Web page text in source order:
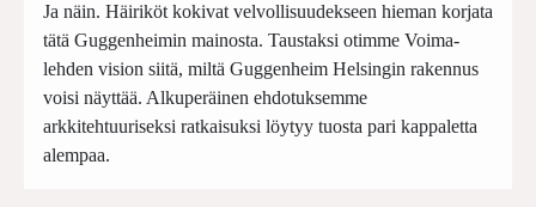
Ja näin. Häiriköt kokivat velvollisuudekseen hieman korjata
tätä Guggenheimin mainosta. Taustaksi otimme Voima-
lehden vision siitä, miltä Guggenheim Helsingin rakennus
voisi näyttää. Alkuperäinen ehdotuksemme
arkkitehtuuriseksi ratkaisuksi löytyy tuosta pari kappaletta
alempaa.